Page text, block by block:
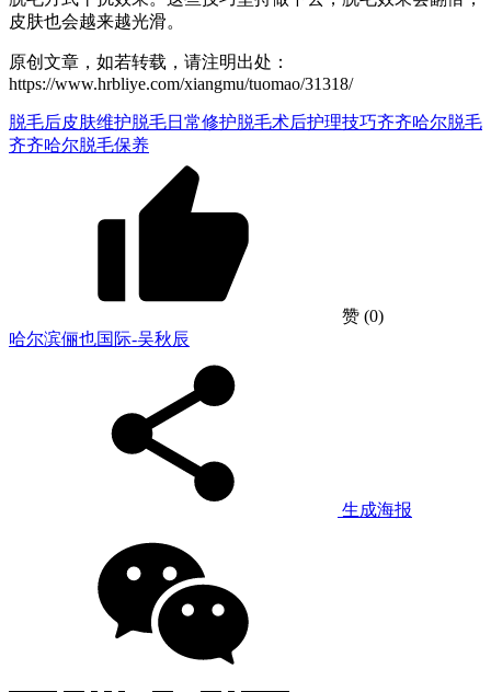
皮肤也会越来越光滑。
原创文章，如若转载，请注明出处：
https://www.hrbliye.com/xiangmu/tuomao/31318/
脱毛后皮肤维护脱毛日常修护脱毛术后护理技巧齐齐哈尔脱毛
齐齐哈尔脱毛保养
赞 (0)
哈尔滨俪也国际-吴秋辰
生成海报